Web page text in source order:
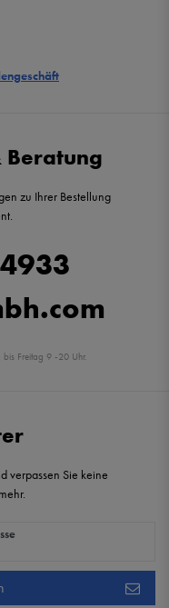
Beratung
zu Ihrer Bestellung
bis Freitag 9 -20 Uhr.
verpassen Sie keine
Honig